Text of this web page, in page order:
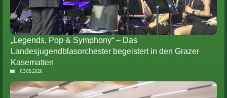
„Legends, Pop & Symphony“ – Das
Landesjugendblasorchester begeistert in den Grazer
Kasematten
03.08.2026